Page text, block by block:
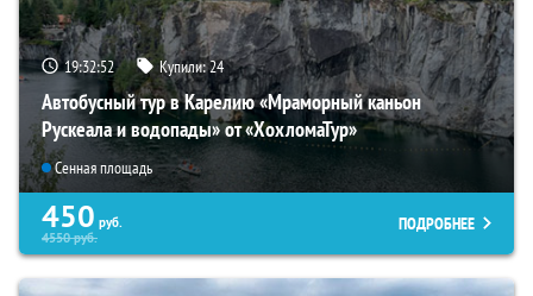
19:32:50 Купили:24
Автобусный тур в Карелию «Мраморный каньон
Рускеала и водопады» от «ХохломаТур»
Сенная площадь
450 руб.
4550руб.
ПОДРОБНЕЕ